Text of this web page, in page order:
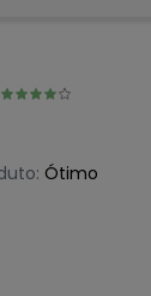
Ótimo